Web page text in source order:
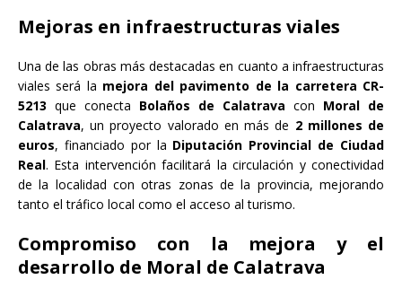
Mejoras en infraestructuras viales
Una de las obras más destacadas en cuanto a infraestructuras
viales será la mejora del pavimento de la carretera CR-
5213 que conecta Bolaños de Calatrava con Moral de
Calatrava, un proyecto valorado en más de 2 millones de
euros, financiado por la Diputación Provincial de Ciudad
Real. Esta intervención facilitará la circulación y conectividad
de la localidad con otras zonas de la provincia, mejorando
tanto el tráfico local como el acceso al turismo.
Compromiso con la mejora y el
desarrollo de Moral de Calatrava